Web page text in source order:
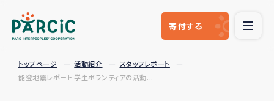
寄付する
トップページ 活動紹介
スタッフレポート
能登地震レポート 学生ボランティアの活動...